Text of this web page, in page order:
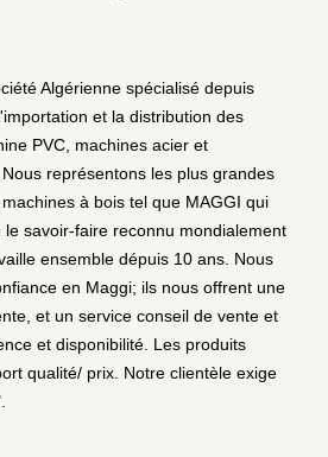
Algérienne spécialisé depuis
et la distribution des
PVC, machines acier et
représentons les plus grandes
à bois tel que MAGGI qui
savoir-faire reconnu mondialement
ensemble dépuis 10 ans. Nous
en Maggi; ils nous offrent une
et un service conseil de vente et
et disponibilité. Les produits
qualité/ prix. Notre clientèle exige